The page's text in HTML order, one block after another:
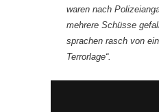
waren nach
mehrere Schüsse
sprachen rasch von
Terrorlage“.